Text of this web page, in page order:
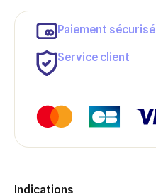
Paiement sécurisé
Service client
Indications